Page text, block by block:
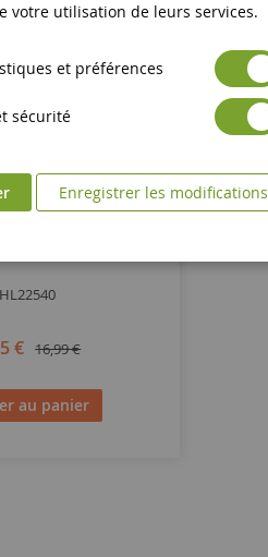
€ 16,99 €
au panier
votre utilisation de leurs services.
et préférences
sécurité
Enregistrer les modifications